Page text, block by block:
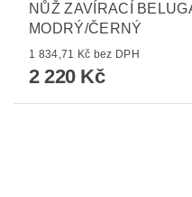
NŮŽ ZAVÍRACÍ
MODRÝ/ČERNÝ
1 834,71 Kč bez DPH
2 220 Kč